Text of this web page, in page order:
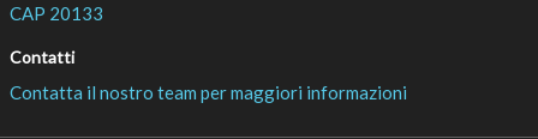
CAP 20133
Contatti
Contatta il nostro team per maggiori informazioni